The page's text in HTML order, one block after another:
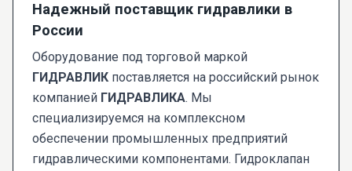
Надежный поставщик гидравлики в
России
Оборудование под торговой маркой
ГИДРАВЛИК поставляется на российский рынок
компанией ГИДРАВЛИКА. Мы
специализируемся на комплексном
обеспечении промышленных предприятий
гидравлическими компонентами. Гидроклапан